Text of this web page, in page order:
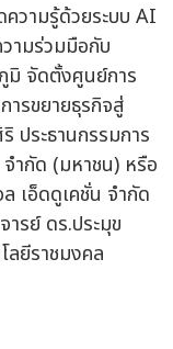
วามรู้ด้วยระบบ AI
ามร่วมมือกับ
มิ จัดตั้งศูนย์การ
ารขยายธุรกิจสู่
ประธานกรรมการ
ำกัด (มหาชน) หรือ
เอ็ดดูเคชั่น จำกัด
รย์ ดร.ประมุข
ลยีราชมงคล